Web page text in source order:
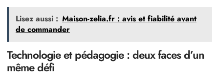
Lisez aussi : Maison-zelia.fr : avis et fiabilité avant
de commander
Technologie et pédagogie : deux faces d’un
même défi